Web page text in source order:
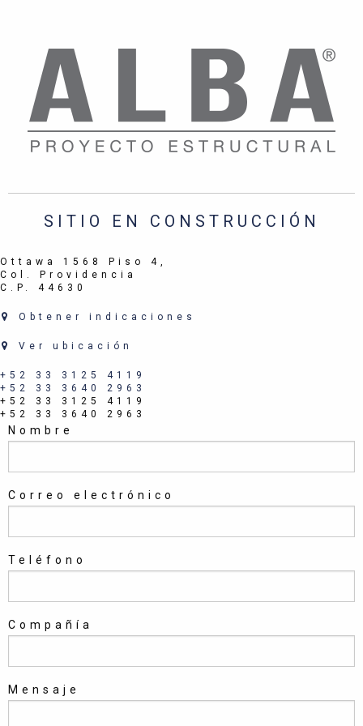
SITIO EN CONSTRUCCIÓN
Ottawa 1568 Piso 4,
Col. Providencia
C.P. 44630
Obtener indicaciones
Ver ubicación
+52 33 3125 4119
+52 33 3640 2963
+52 33 3125 4119
+52 33 3640 2963
Nombre
Correo electrónico
Teléfono
Compañía
Mensaje